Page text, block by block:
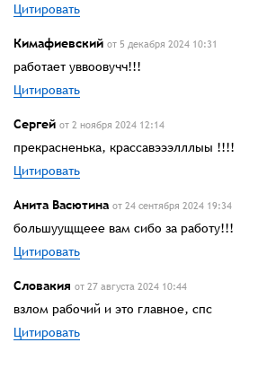
Цитировать
Кимафиевский от 5 декабря 2024 10:31
работает уввоовучч!!!
Цитировать
Сергей от 2 ноября 2024 12:14
прекрасненька, крассавэээлллыы !!!!
Цитировать
Анита Васютина от 24 сентября 2024 19:34
большуущщеее вам сибо за работу!!!
Цитировать
Словакия от 27 августа 2024 10:44
взлом рабочий и это главное, спс
Цитировать